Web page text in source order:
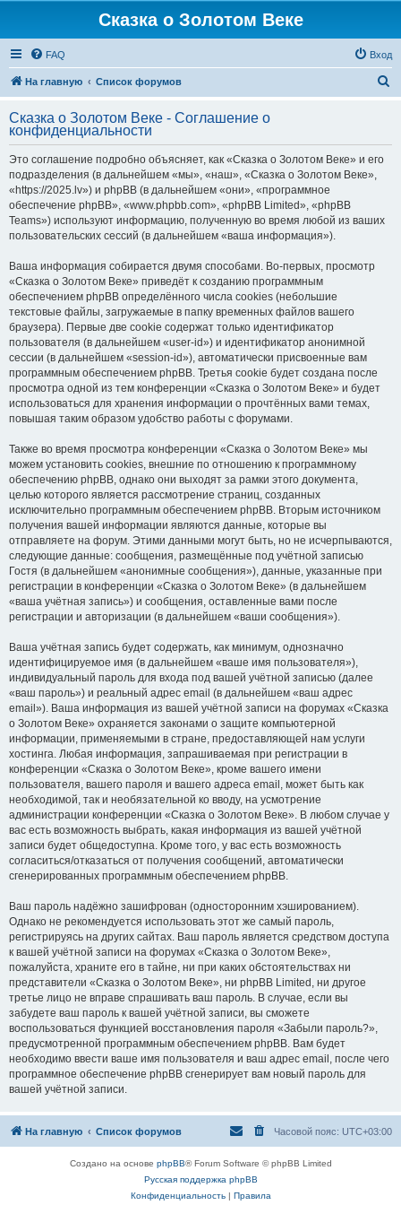
Сказка о Золотом Веке
FAQ Вход
На главную Список форумов
с
Сказка о Золотом Веке - Соглашение о
конфиденциальности
Это соглашение подробно объясняет, как «Сказка о Золотом Веке» и его
подразделения (в дальнейшем «мы», «наш», «Сказка о Золотом Веке»,
«https://2025.lv») и phpBB (в дальнейшем «они», «программное
обеспечение phpBB», «www.phpbb.com», «phpBB Limited», «phpBB
Teams») используют информацию, полученную во время любой из ваших
пользовательских сессий (в дальнейшем «ваша информация»).
Ваша информация собирается двумя способами. Во-первых, просмотр
«Сказка о Золотом Веке» приведёт к созданию программным
обеспечением phpBB определённого числа cookies (небольшие
текстовые файлы, загружаемые в папку временных файлов вашего
браузера). Первые две cookie содержат только идентификатор
пользователя (в дальнейшем «user-id») и идентификатор анонимной
сессии (в дальнейшем «session-id»), автоматически присвоенные вам
программным обеспечением phpBB. Третья cookie будет создана после
просмотра одной из тем конференции «Сказка о Золотом Веке» и будет
использоваться для хранения информации о прочтённых вами темах,
повышая таким образом удобство работы с форумами.
Также во время просмотра конференции «Сказка о Золотом Веке» мы
можем установить cookies, внешние по отношению к программному
обеспечению phpBB, однако они выходят за рамки этого документа,
целью которого является рассмотрение страниц, созданных
исключительно программным обеспечением phpBB. Вторым источником
получения вашей информации являются данные, которые вы
отправляете на форум. Этими данными могут быть, но не исчерпываются,
следующие данные: сообщения, размещённые под учётной записью
Гостя (в дальнейшем «анонимные сообщения»), данные, указанные при
регистрации в конференции «Сказка о Золотом Веке» (в дальнейшем
«ваша учётная запись») и сообщения, оставленные вами после
регистрации и авторизации (в дальнейшем «ваши сообщения»).
Ваша учётная запись будет содержать, как минимум, однозначно
идентифицируемое имя (в дальнейшем «ваше имя пользователя»),
индивидуальный пароль для входа под вашей учётной записью (далее
«ваш пароль») и реальный адрес email (в дальнейшем «ваш адрес
email»). Ваша информация из вашей учётной записи на форумах «Сказка
о Золотом Веке» охраняется законами о защите компьютерной
информации, применяемыми в стране, предоставляющей нам услуги
хостинга. Любая информация, запрашиваемая при регистрации в
конференции «Сказка о Золотом Веке», кроме вашего имени
пользователя, вашего пароля и вашего адреса email, может быть как
необходимой, так и необязательной ко вводу, на усмотрение
администрации конференции «Сказка о Золотом Веке». В любом случае у
вас есть возможность выбрать, какая информация из вашей учётной
записи будет общедоступна. Кроме того, у вас есть возможность
согласиться/отказаться от получения сообщений, автоматически
сгенерированных программным обеспечением phpBB.
Ваш пароль надёжно зашифрован (односторонним хэшированием).
Однако не рекомендуется использовать этот же самый пароль,
регистрируясь на других сайтах. Ваш пароль является средством доступа
к вашей учётной записи на форумах «Сказка о Золотом Веке»,
пожалуйста, храните его в тайне, ни при каких обстоятельствах ни
представители «Сказка о Золотом Веке», ни phpBB Limited, ни другое
третье лицо не вправе спрашивать ваш пароль. В случае, если вы
забудете ваш пароль к вашей учётной записи, вы сможете
воспользоваться функцией восстановления пароля «Забыли пароль?»,
предусмотренной программным обеспечением phpBB. Вам будет
необходимо ввести ваше имя пользователя и ваш адрес email, после чего
программное обеспечение phpBB сгенерирует вам новый пароль для
вашей учётной записи.
На главную Список форумов Часовой пояс: UTC+03:00
Создано на основе phpBB® Forum Software © phpBB Limited
Русская поддержка phpBB
Конфиденциальность| Правила